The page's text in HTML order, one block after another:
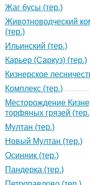
Жаг бусы (тер.)
Животноводческий
(тер.)
Ильинский (тер.)
Карьер (Саркуз) (тер.)
Кизнерское
Комплекс (тер.)
Месторождение
торфяных грязей
Мултан (тер.)
Новый Мултан (тер.)
Осинник (тер.)
Пандерка (тер.)